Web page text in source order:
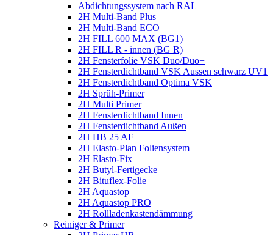
Abdichtungssystem nach RAL
2H Multi-Band Plus
2H Multi-Band ECO
2H FILL 600 MAX (BG1)
2H FILL R - innen (BG R)
2H Fensterfolie VSK Duo/Duo+
2H Fensterdichtband VSK Aussen schwarz UV1
2H Fensterdichtband Optima VSK
2H Sprüh-Primer
2H Multi Primer
2H Fensterdichtband Innen
2H Fensterdichtband Außen
2H HB 25 AF
2H Elasto-Plan Foliensystem
2H Elasto-Fix
2H Butyl-Fertigecke
2H Bituflex-Folie
2H Aquastop
2H Aquastop PRO
2H Rollladenkastendämmung
Reiniger & Primer